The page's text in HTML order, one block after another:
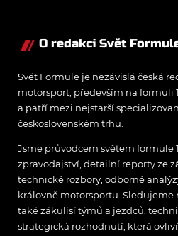
O redakci Svět
Svět Formule je nezávislá česká
motorsport, především na formuli
a patří mezi nejstarší
československém trhu.
Jsme průvodcem světem formule
zpravodajství, detailní reporty ze
technické rozbory, odborné
královně motorsportu. Sledujeme
také zákulisí týmů a jezdců,
strategická rozhodnutí, která